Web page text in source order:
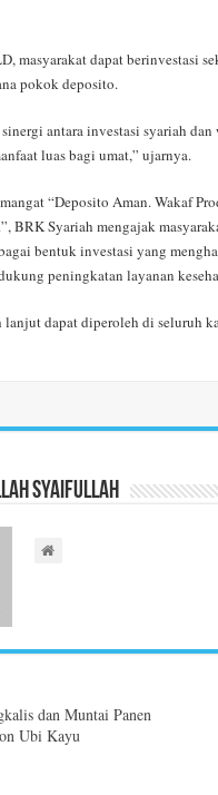
masyarakat dapat berinvestasi
pokok deposito.
antara investasi syariah
luas bagi umat,” ujarnya.
“Deposito Aman. Wakaf
BRK Syariah mengajak
bentuk investasi yang
peningkatan layanan
lanjut dapat diperoleh di seluruh
Syaifullah
dan Muntai Panen
Ubi Kayu